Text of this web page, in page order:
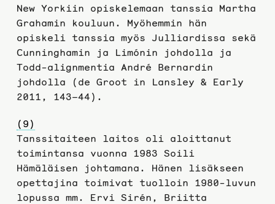
New Yorkiin opiskelemaan tanssia Martha
Grahamin kouluun. Myöhemmin hän
opiskeli tanssia myös Julliardissa sekä
Cunninghamin ja Limónin johdolla ja
Todd-alignmentia André Bernardin
johdolla (de Groot in Lansley & Early
2011, 143–44).
(9)
Tanssitaiteen laitos oli aloittanut
toimintansa vuonna 1983 Soili
Hämäläisen johtamana. Hänen lisäkseen
opettajina toimivat tuolloin 1980-luvun
lopussa mm. Ervi Sirén, Briitta